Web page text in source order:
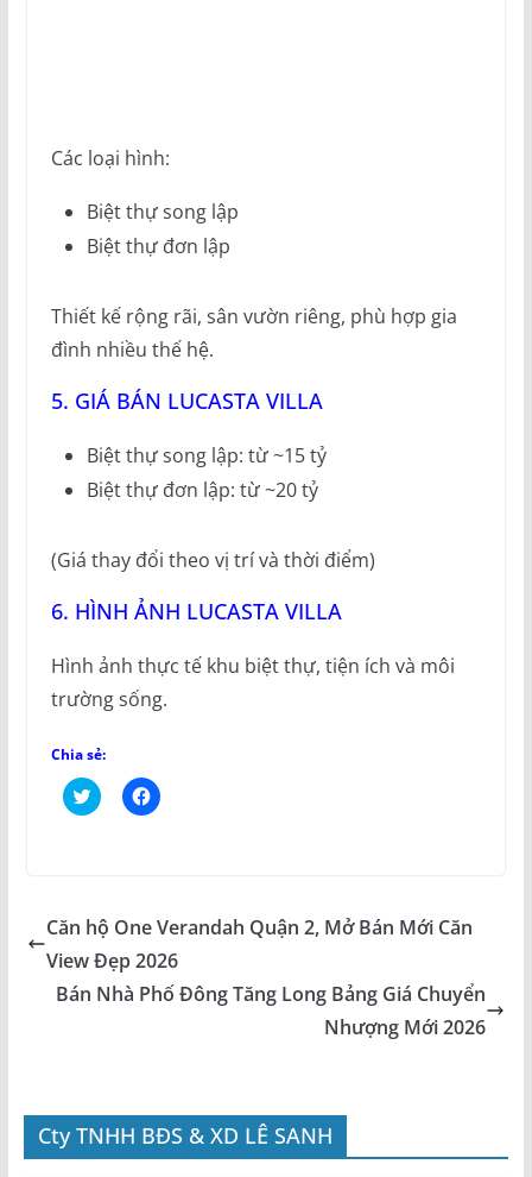
Các loại hình:
Biệt thự song lập
Biệt thự đơn lập
Thiết kế rộng rãi, sân vườn riêng, phù hợp gia
đình nhiều thế hệ.
5. GIÁ BÁN LUCASTA VILLA
Biệt thự song lập: từ ~15 tỷ
Biệt thự đơn lập: từ ~20 tỷ
(Giá thay đổi theo vị trí và thời điểm)
6. HÌNH ẢNH LUCASTA VILLA
Hình ảnh thực tế khu biệt thự, tiện ích và môi
trường sống.
Chia sẻ:
B
ấ
a
s
t
ê
r
(
M
ở
N
h
h
i
s
t
b
o
o
k
Căn hộ One Verandah Quận 2, Mở Bán Mới Căn
View Đẹp 2026
Bán Nhà Phố Đông Tăng Long Bảng Giá Chuyển
Nhượng Mới 2026
Cty TNHH BĐS & XD LÊ SANH